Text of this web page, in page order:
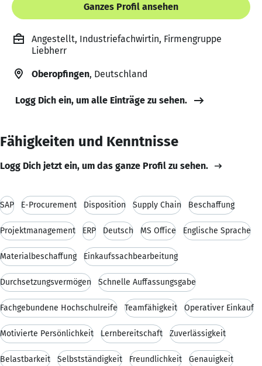
Ganzes Profil ansehen
Angestellt, Industriefachwirtin, Firmengruppe
Liebherr
Oberopfingen, Deutschland
Logg Dich ein, um alle Einträge zu sehen.
Fähigkeiten und Kenntnisse
Logg Dich jetzt ein, um das ganze Profil zu sehen.
SAP E-Procurement Disposition Supply Chain Beschaffung
Projektmanagement ERP Deutsch MS Office Englische Sprache
Materialbeschaffung Einkaufssachbearbeitung
Durchsetzungsvermögen Schnelle Auffassungsgabe
Fachgebundene Hochschulreife Teamfähigkeit Operativer Einkauf
Motivierte Persönlichkeit Lernbereitschaft Zuverlässigkeit
Belastbarkeit Selbstständigkeit Freundlichkeit Genauigkeit